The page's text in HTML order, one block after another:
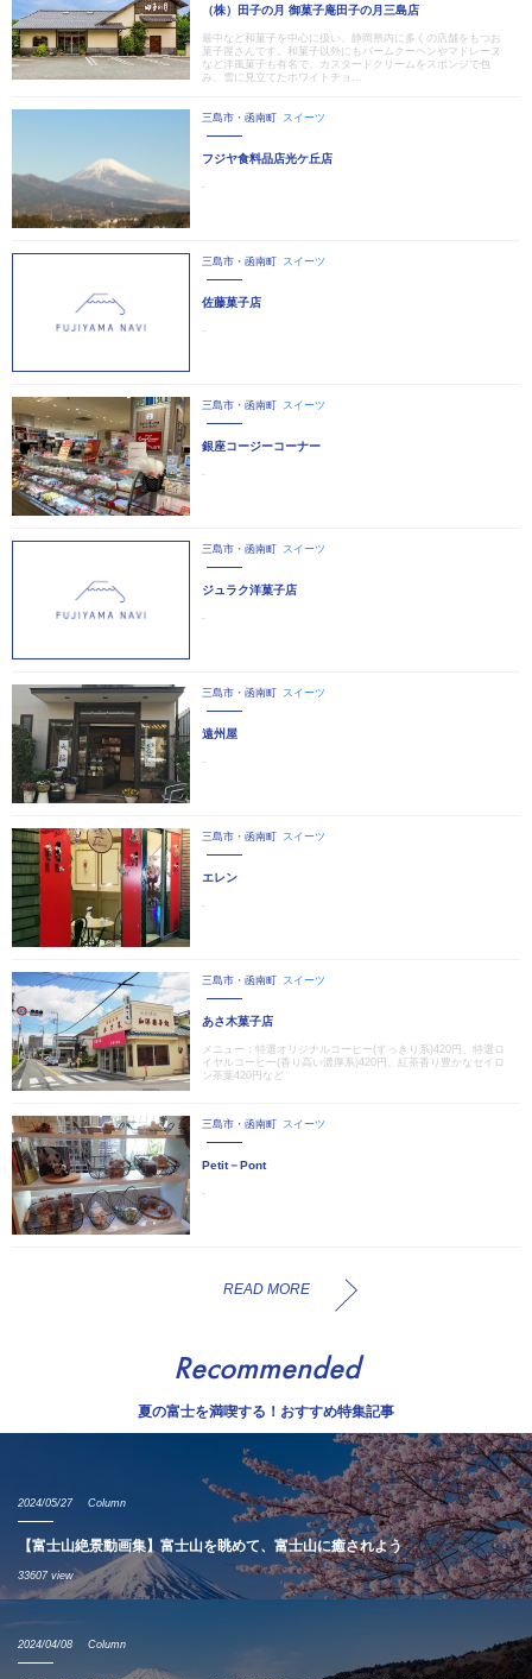
（株）田子の月 御菓子庵田子の月三島店
最中など和菓子を中心に扱い、静岡県内に多くの店舗をもつお
菓子屋さんです。和菓子以外にもバームクーヘンやマドレーヌ
など洋風菓子も有名で、カスタードクリームをスポンジで包
み、雪に見立てたホワイトチョ...
三島市・函南町 スイーツ
フジヤ食料品店光ケ丘店
-
三島市・函南町 スイーツ
佐藤菓子店
-
三島市・函南町 スイーツ
銀座コージーコーナー
-
三島市・函南町 スイーツ
ジュラク洋菓子店
-
三島市・函南町 スイーツ
遠州屋
-
三島市・函南町 スイーツ
エレン
-
三島市・函南町 スイーツ
あさ木菓子店
メニュー：特選オリジナルコーヒー(すっきり系)420円、特選ロ
イヤルコーヒー(香り高い濃厚系)420円、紅茶香り豊かなセイロ
ン茶葉420円など
三島市・函南町 スイーツ
Petit－Pont
-
READ MORE
Recommended
夏の富士を満喫する！おすすめ特集記事
2024/05/27 Column
【富士山絶景動画集】富士山を眺めて、富士山に癒されよう
33607 view
2024/04/08 Column